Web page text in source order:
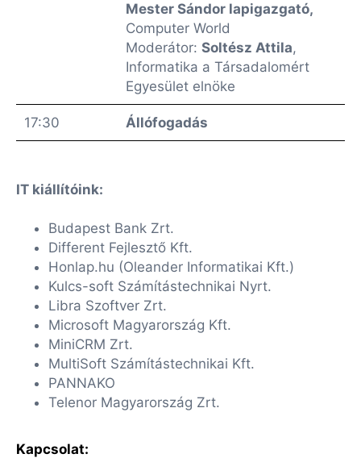
Mester Sándor lapigazgató,
Computer World
Moderátor: Soltész Attila,
Informatika a Társadalomért
Egyesület elnöke
17:30 Állófogadás
IT kiállítóink:
Budapest Bank Zrt.
Different Fejlesztő Kft.
Honlap.hu (Oleander Informatikai Kft.)
Kulcs-soft Számítástechnikai Nyrt.
Libra Szoftver Zrt.
Microsoft Magyarország Kft.
MiniCRM Zrt.
MultiSoft Számítástechnikai Kft.
PANNAKO
Telenor Magyarország Zrt.
Kapcsolat: